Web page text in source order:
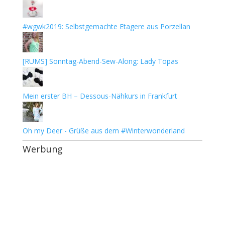
#wgwk2019: Selbstgemachte Etagere aus Porzellan
[RUMS] Sonntag-Abend-Sew-Along: Lady Topas
Mein erster BH – Dessous-Nähkurs in Frankfurt
Oh my Deer - Grüße aus dem #Winterwonderland
Werbung